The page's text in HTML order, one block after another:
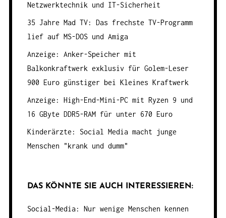
Netzwerktechnik und IT-Sicherheit
35 Jahre Mad TV: Das frechste TV-Programm
lief auf MS-DOS und Amiga
Anzeige: Anker-Speicher mit
Balkonkraftwerk exklusiv für Golem-Leser
900 Euro günstiger bei Kleines Kraftwerk
Anzeige: High-End-Mini-PC mit Ryzen 9 und
16 GByte DDR5-RAM für unter 670 Euro
Kinderärzte: Social Media macht junge
Menschen "krank und dumm"
DAS KÖNNTE SIE AUCH INTERESSIEREN:
Social-Media: Nur wenige Menschen kennen